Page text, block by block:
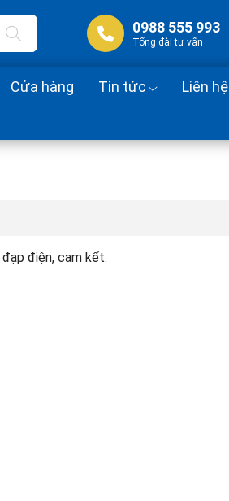
0988 555 993
Tổng đài tư vấn
Cửa hàng Tin tức Liên hệ
điện, cam kết: